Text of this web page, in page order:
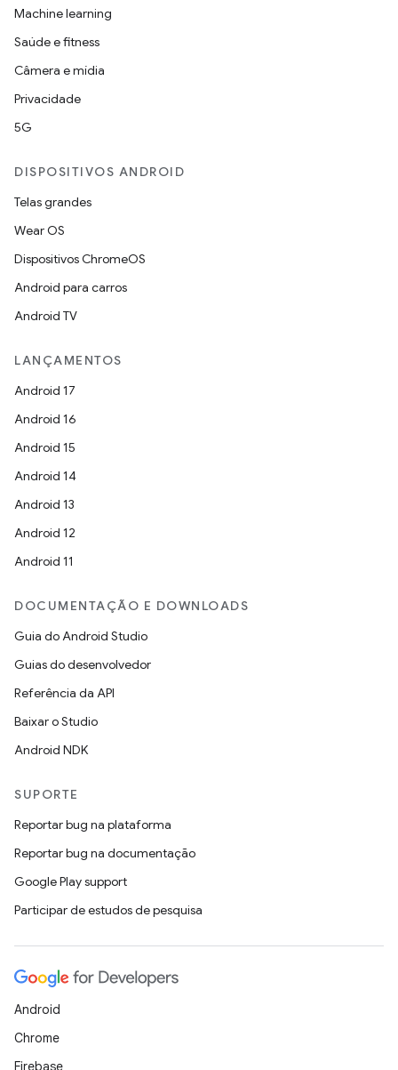
Machine learning
Saúde e fitness
Câmera e mídia
Privacidade
5G
DISPOSITIVOS ANDROID
Telas grandes
Wear OS
Dispositivos ChromeOS
Android para carros
Android TV
LANÇAMENTOS
Android 17
Android 16
Android 15
Android 14
Android 13
Android 12
Android 11
DOCUMENTAÇÃO E DOWNLOADS
Guia do Android Studio
Guias do desenvolvedor
Referência da API
Baixar o Studio
Android NDK
SUPORTE
Reportar bug na plataforma
Reportar bug na documentação
Google Play support
Participar de estudos de pesquisa
Android
Chrome
Firebase